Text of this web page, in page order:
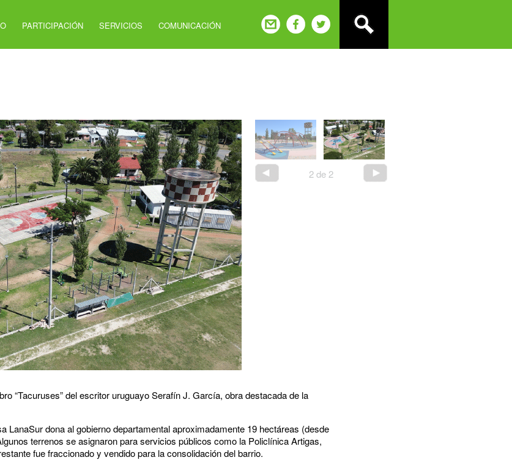
PARTICIPACIÓN SERVICIOS COMUNICACIÓN
2de 2
“Tacuruses” del escritor uruguayo Serafín J. García, obra destacada de la
LanaSur dona al gobierno departamental aproximadamente 19 hectáreas (desde
terrenos se asignaron para servicios públicos como la Policlínica Artigas,
fue fraccionado y vendido para la consolidación del barrio.